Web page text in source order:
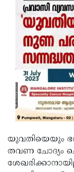
യുവതിയെയും
തവണ ചോദ്യം